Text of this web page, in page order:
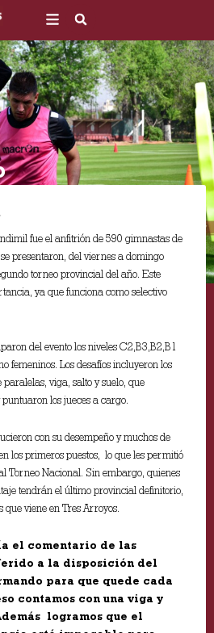
fue el anfitrión de 590 gimnastas de
presentaron, del viernes a domingo
torneo provincial del año. Este
ya que funciona como selectivo
del evento los niveles C2,B3,B2,B1
femeninos. Los desafíos incluyeron los
viga, salto y suelo, que
los jueces a cargo.
con su desempeño y muchos de
los primeros puestos, lo que les permitió
Torneo Nacional. Sin embargo, quienes
tendrán el último provincial definitorio,
que viene en Tres Arroyos.
el comentario de las
a la disposición del
para que quede cada
contamos con una viga y
logramos que el